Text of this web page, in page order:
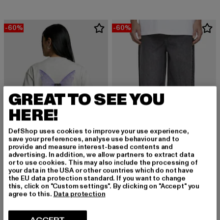
-60%
MJ GONZALES
Ladies Metamorphose V2 x Heavy Oversized
EUR 20,00
Derzeitiger Preis: EUR 20,00
EUR 49,99Aktionspreis: EUR 49,99
-60%
MJ GONZALES
Destroyed Denim
EUR 32,00
Derzeitiger Preis: EUR 32,00
EUR 79,99Aktionspreis:
GREAT TO SEE YOU
HERE!
DefShop uses cookies to improve your use experience,
save your preferences, analyse use behaviour and to
provide and measure interest-based contents and
advertising. In addition, we allow partners to extract data
or to use cookies. This may also include the processing of
your data in the USA or other countries which do not have
the EU data protection standard. If you want to change
this, click on "Custom settings". By clicking on "Accept" you
agree to this. Data protection